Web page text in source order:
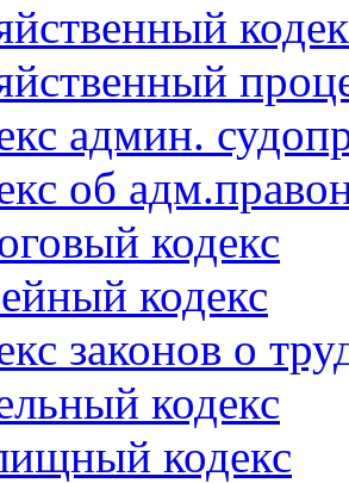
админ.
об
кодекс
кодекс
законов о
кодекс
кодекс